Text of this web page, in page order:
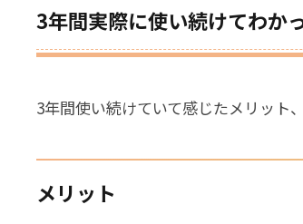
3年間実際に使い続けてわか
3年間使い続けていて感じたメリット
メリット